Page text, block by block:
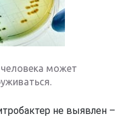
может
не выявлен –